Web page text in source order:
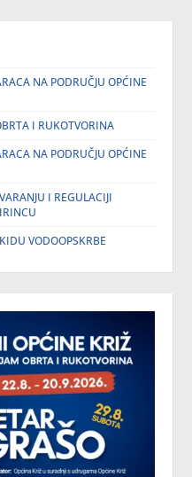
NA PODRUČJU OPĆINE
I RUKOTVORINA
NA PODRUČJU OPĆINE
I REGULACIJI
VODOOPSKRBE